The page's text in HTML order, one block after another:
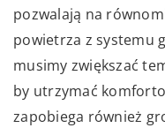
pozwalają na
powietrza z systemu
musimy zwiększać
by utrzymać
zapobiega również